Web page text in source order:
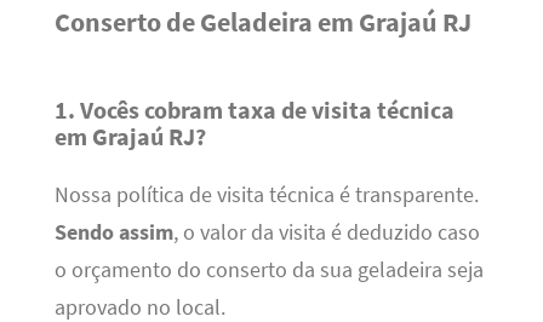
Conserto de Geladeira em Grajaú RJ
1. Vocês cobram taxa de visita técnica
em Grajaú RJ?
Nossa política de visita técnica é transparente.
Sendo assim, o valor da visita é deduzido caso
o orçamento do conserto da sua geladeira seja
aprovado no local.